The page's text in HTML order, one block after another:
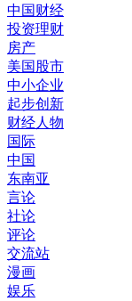
中国财经
投资理财
房产
美国股市
中小企业
起步创新
财经人物
国际
中国
东南亚
言论
社论
评论
交流站
漫画
娱乐